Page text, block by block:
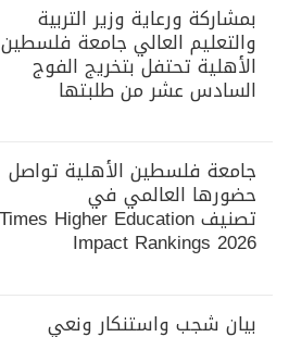
بمشاركة ورعاية وزير التربية
والتعليم العالي جامعة فلسطين
الأهلية تحتفل بتخريج الفوج
السادس عشر من طلبتها
جامعة فلسطين الأهلية تواصل
حضورها العالمي في
تصنيف Times Higher Education
Impact Rankings 2026
بيان شجب واستنكار ونعي